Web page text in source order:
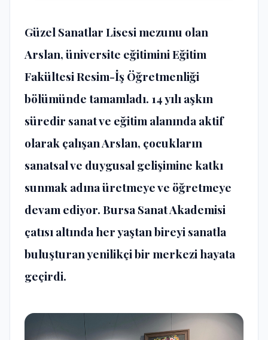
Güzel Sanatlar Lisesi mezunu olan
Arslan, üniversite eğitimini Eğitim
Fakültesi Resim-İş Öğretmenliği
bölümünde tamamladı. 14 yılı aşkın
süredir sanat ve eğitim alanında aktif
olarak çalışan Arslan, çocukların
sanatsal ve duygusal gelişimine katkı
sunmak adına üretmeye ve öğretmeye
devam ediyor. Bursa Sanat Akademisi
çatısı altında her yaştan bireyi sanatla
buluşturan yenilikçi bir merkezi hayata
geçirdi.